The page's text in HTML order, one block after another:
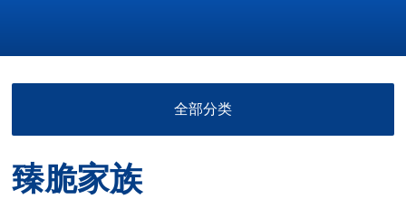
全部分类
臻脆家族